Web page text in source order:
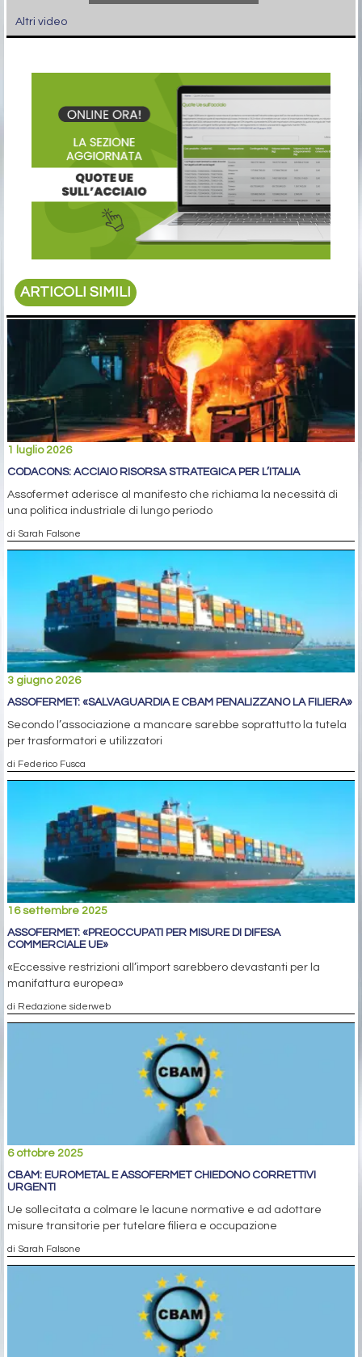
Altri video
ARTICOLI SIMILI
1 luglio 2026
CODACONS: ACCIAIO RISORSA STRATEGICA PER L’ITALIA
Assofermet aderisce al manifesto che richiama la necessità di
una politica industriale di lungo periodo
di Sarah Falsone
3 giugno 2026
ASSOFERMET: «SALVAGUARDIA E CBAM PENALIZZANO LA FILIERA»
Secondo l’associazione a mancare sarebbe soprattutto la tutela
per trasformatori e utilizzatori
di Federico Fusca
16 settembre 2025
ASSOFERMET: «PREOCCUPATI PER MISURE DI DIFESA
COMMERCIALE UE»
«Eccessive restrizioni all’import sarebbero devastanti per la
manifattura europea»
di Redazione siderweb
6 ottobre 2025
CBAM: EUROMETAL E ASSOFERMET CHIEDONO CORRETTIVI
URGENTI
Ue sollecitata a colmare le lacune normative e ad adottare
misure transitorie per tutelare filiera e occupazione
di Sarah Falsone